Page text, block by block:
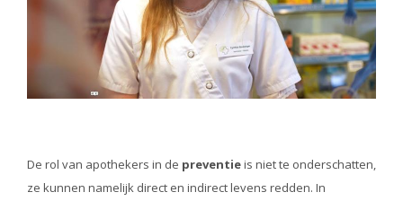
De rol van apothekers in de preventieis niet te onderschatten,
ze kunnen namelijk direct en indirect levens redden. In